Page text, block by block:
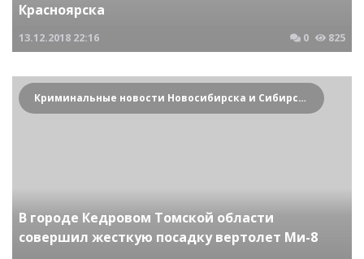
Красноярска
13.12.2018 22:16 0 825
Криминальные новости Новосибирска и Сибирского региона
В городе Кедровом Томской области
совершил жесткую посадку вертолет Ми-8